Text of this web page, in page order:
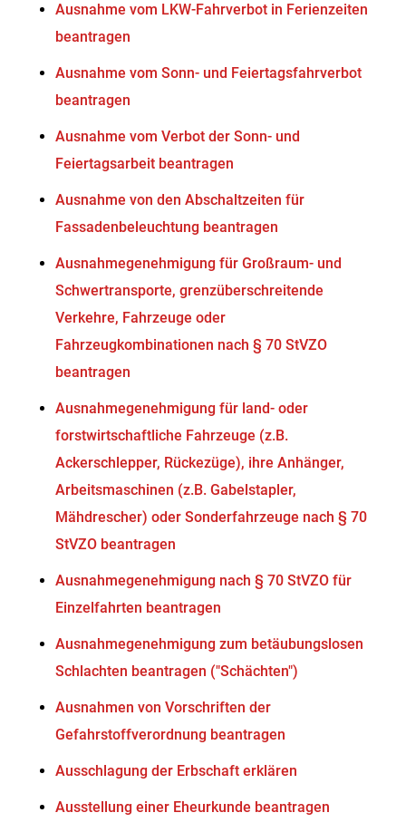
Ausnahme vom LKW-Fahrverbot in Ferienzeiten
beantragen
Ausnahme vom Sonn- und Feiertagsfahrverbot
beantragen
Ausnahme vom Verbot der Sonn- und
Feiertagsarbeit beantragen
Ausnahme von den Abschaltzeiten für
Fassadenbeleuchtung beantragen
Ausnahmegenehmigung für Großraum- und
Schwertransporte, grenzüberschreitende
Verkehre, Fahrzeuge oder
Fahrzeugkombinationen nach § 70 StVZO
beantragen
Ausnahmegenehmigung für land- oder
forstwirtschaftliche Fahrzeuge (z.B.
Ackerschlepper, Rückezüge), ihre Anhänger,
Arbeitsmaschinen (z.B. Gabelstapler,
Mähdrescher) oder Sonderfahrzeuge nach § 70
StVZO beantragen
Ausnahmegenehmigung nach § 70 StVZO für
Einzelfahrten beantragen
Ausnahmegenehmigung zum betäubungslosen
Schlachten beantragen ("Schächten")
Ausnahmen von Vorschriften der
Gefahrstoffverordnung beantragen
Ausschlagung der Erbschaft erklären
Ausstellung einer Eheurkunde beantragen